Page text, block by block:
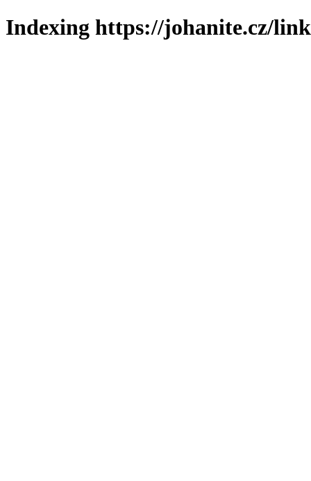
Indexing https://johanite.cz/